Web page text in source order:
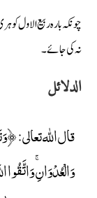
چونکہ بارہ ربیع الاول
نہ کی جائے۔
الدلائل
قال الله تعالى:
وَالْعُدْوَانِ ۚ وَاتَّقُوا